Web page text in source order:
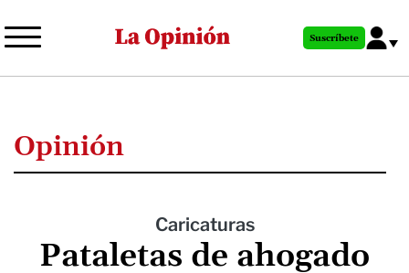
al
principal
Suscríbete
Opinión
Caricaturas
Pataletas de ahogado